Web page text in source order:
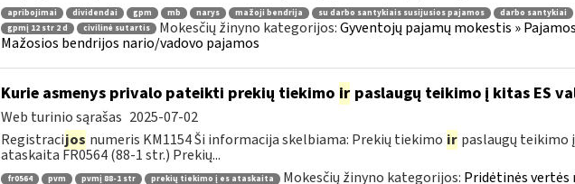
apribojimai dividendai gpm mb narys mažoji bendrija su darbo santykiais susijusios pajamos darbo santykiai
gpmį 12 str 2 d
civilinė sutartis Mokesčių žinyno kategorijos:Gyventojų pajamų mokestis »
Mažosios bendrijos nario/vadovo pajamos
Kurie asmenys privalo pateikti prekių tiekimo irpaslaugų teikimo į kitas ES
Web turinio sąrašas 2025-07-02
Registracijos numeris KM1154 Ši informacija skelbiama: Prekių tiekimo ir paslaugų teikimo
ataskaita FR0564 (88-1 str.) Prekių...
fr0564 pvm pvmį 88-1 str prekių tiekimo į es ataskaita Mokesčių žinyno kategorijos: Pridėtinės vertės